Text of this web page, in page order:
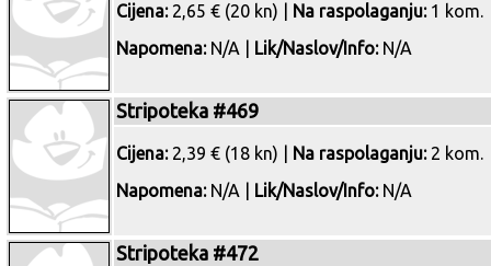
Cijena:2,65 € (20 kn) | Na raspolaganju:1 kom.
Napomena:N/A | Lik/Naslov/Info:N/A
Stripoteka #469
Cijena:2,39 € (18 kn) | Na raspolaganju:2 kom.
Napomena:N/A | Lik/Naslov/Info:N/A
Stripoteka #472